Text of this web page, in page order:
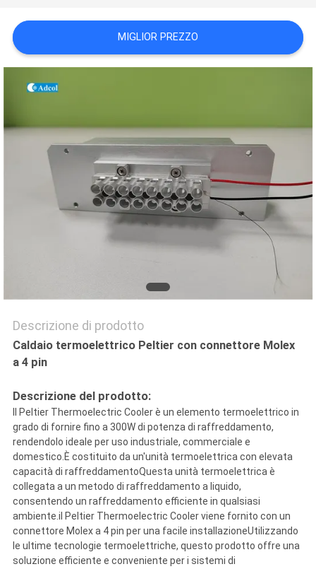
CONTATTO
STATI
UNITI
NOTIZIE
SITO
PRIVACY
MIGLIOR PREZZO
Descrizione di prodotto
Caldaio termoelettrico Peltier con connettore Molex
a 4 pin
Descrizione del prodotto:
Il Peltier Thermoelectric Cooler è un elemento termoelettrico in
grado di fornire fino a 300W di potenza di raffreddamento,
rendendolo ideale per uso industriale, commerciale e
domestico.È costituito da un'unità termoelettrica con elevata
capacità di raffreddamentoQuesta unità termoelettrica è
collegata a un metodo di raffreddamento a liquido,
consentendo un raffreddamento efficiente in qualsiasi
ambiente.il Peltier Thermoelectric Cooler viene fornito con un
connettore Molex a 4 pin per una facile installazioneUtilizzando
le ultime tecnologie termoelettriche, questo prodotto offre una
soluzione efficiente e conveniente per i sistemi di